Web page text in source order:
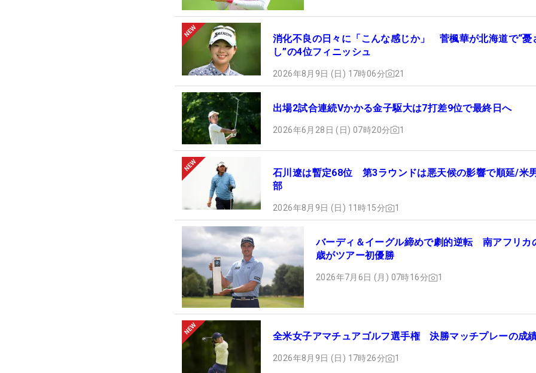
消化不良の日々に「こんな感じか」 菅楓華が北海道で“憂
し”の4位フィニッシュ
2026年8月9日 (日) 17時06分 21
出場2試合連続Vかかる金子駆大は7打差9位で最終日へ
2026年6月28日 (日) 07時20分 1
石川遼は暫定68位 第3ラウンドは悪天候の影響で順延/米
部
2026年8月9日 (日) 11時15分 1
バーディ＆イーグル締めで劇的逆転 南アフリカ
歳がツアー初優勝
2026年7月6日 (月) 07時16分 1
全米女子アマチュアゴルフ選手権 決勝マッチプレーの成
2026年8月9日 (日) 17時26分 1